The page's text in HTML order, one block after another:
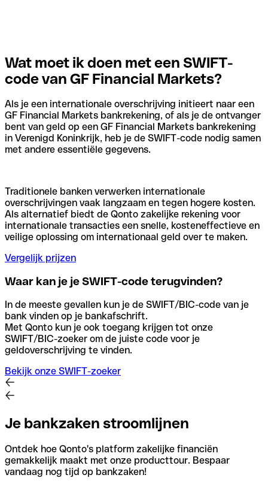
Wat moet ik doen met een SWIFT-
code van GF Financial Markets?
Als je een internationale overschrijving initieert naar een
GF Financial Markets bankrekening, of als je de ontvanger
bent van geld op een GF Financial Markets bankrekening
in Verenigd Koninkrijk, heb je de SWIFT-code nodig samen
met andere essentiële gegevens.
Traditionele banken verwerken internationale
overschrijvingen vaak langzaam en tegen hogere kosten.
Als alternatief biedt de Qonto zakelijke rekening voor
internationale transacties een snelle, kosteneffectieve en
veilige oplossing om internationaal geld over te maken.
Vergelijk prijzen
Waar kan je je SWIFT-code terugvinden?
In de meeste gevallen kun je de SWIFT/BIC-code van je
bank vinden op je bankafschrift.
Met Qonto kun je ook toegang krijgen tot onze
SWIFT/BIC-zoeker om de juiste code voor je
geldoverschrijving te vinden.
Bekijk onze SWIFT-zoeker
Je bankzaken stroomlijnen
Ontdek hoe Qonto's platform zakelijke financiën
gemakkelijk maakt met onze producttour. Bespaar
vandaag nog tijd op bankzaken!